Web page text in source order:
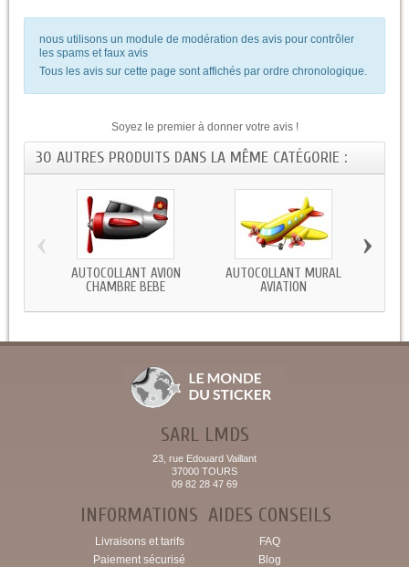
nous utilisons un module de modération des avis pour contrôler
les spams et faux avis
Tous les avis sur cette page sont affichés par ordre chronologique.
Soyez le premier à donner votre avis !
30 AUTRES PRODUITS DANS LA MÊME CATÉGORIE :
AUTOCOLLANT AVION
CHAMBRE BEBE
AUTOCOLLANT MURAL
AVIATION
‹ ›
SARL LMDS
23, rue Edouard Vaillant
37000 TOURS
09 82 28 47 69
INFORMATIONS
Livraisons et tarifs
Paiement sécurisé
AIDES CONSEILS
FAQ
Blog